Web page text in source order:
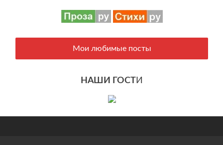
Мои любимые посты
НАШИ ГОСТ И